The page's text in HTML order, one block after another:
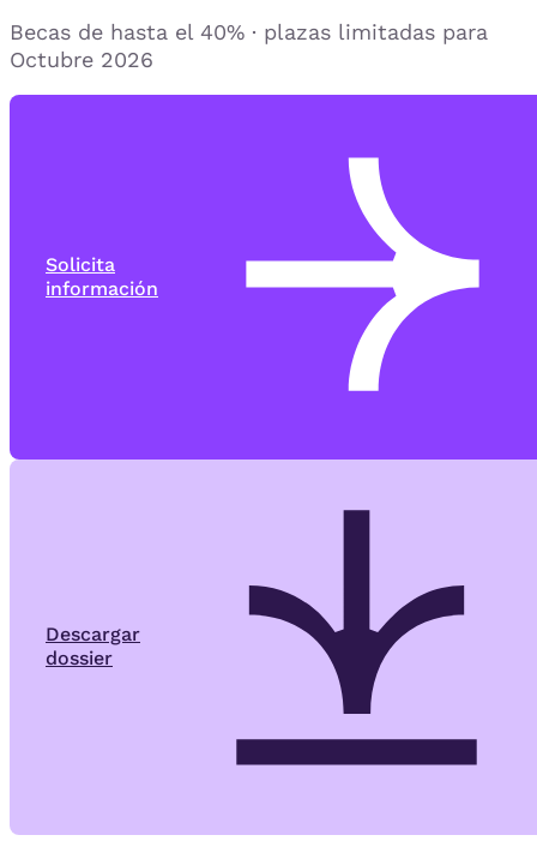
Becas de hasta el 40% · plazas limitadas para
Octubre 2026
Solicita
información
Descargar
dossier